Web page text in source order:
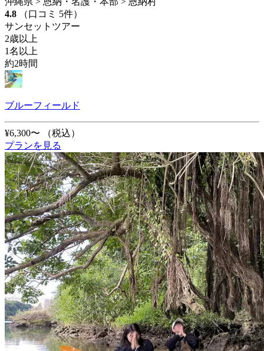
4.8
（口コミ 5件）
サンセットツアー
2歳以上
1名以上
約2時間
ブルーフィールド
¥6,300〜
（税込）
プランを見る